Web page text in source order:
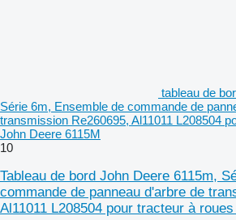
tableau de
Série 6m, Ensemble de commande de
transmission Re260695, Al11011 L208504
John Deere 6115M
10
Tableau de bord John Deere 6115m,
commande de panneau d'arbre de
Al11011 L208504 pour tracteur à